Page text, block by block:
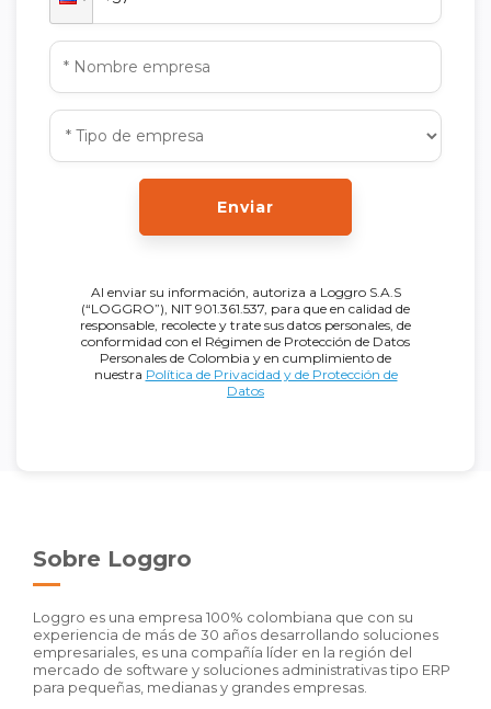
Enviar
Al enviar su información, autoriza a Loggro S.A.S
(“LOGGRO”), NIT 901.361.537, para que en calidad de
responsable, recolecte y trate sus datos personales, de
conformidad con el Régimen de Protección de Datos
Personales de Colombia y en cumplimiento de
nuestra Política de Privacidad y de Protección de
Datos
Sobre Loggro
Loggro es una empresa 100% colombiana que con su
experiencia de más de 30 años desarrollando soluciones
empresariales, es una compañía líder en la región del
mercado de software y soluciones administrativas tipo ERP
para pequeñas, medianas y grandes empresas.